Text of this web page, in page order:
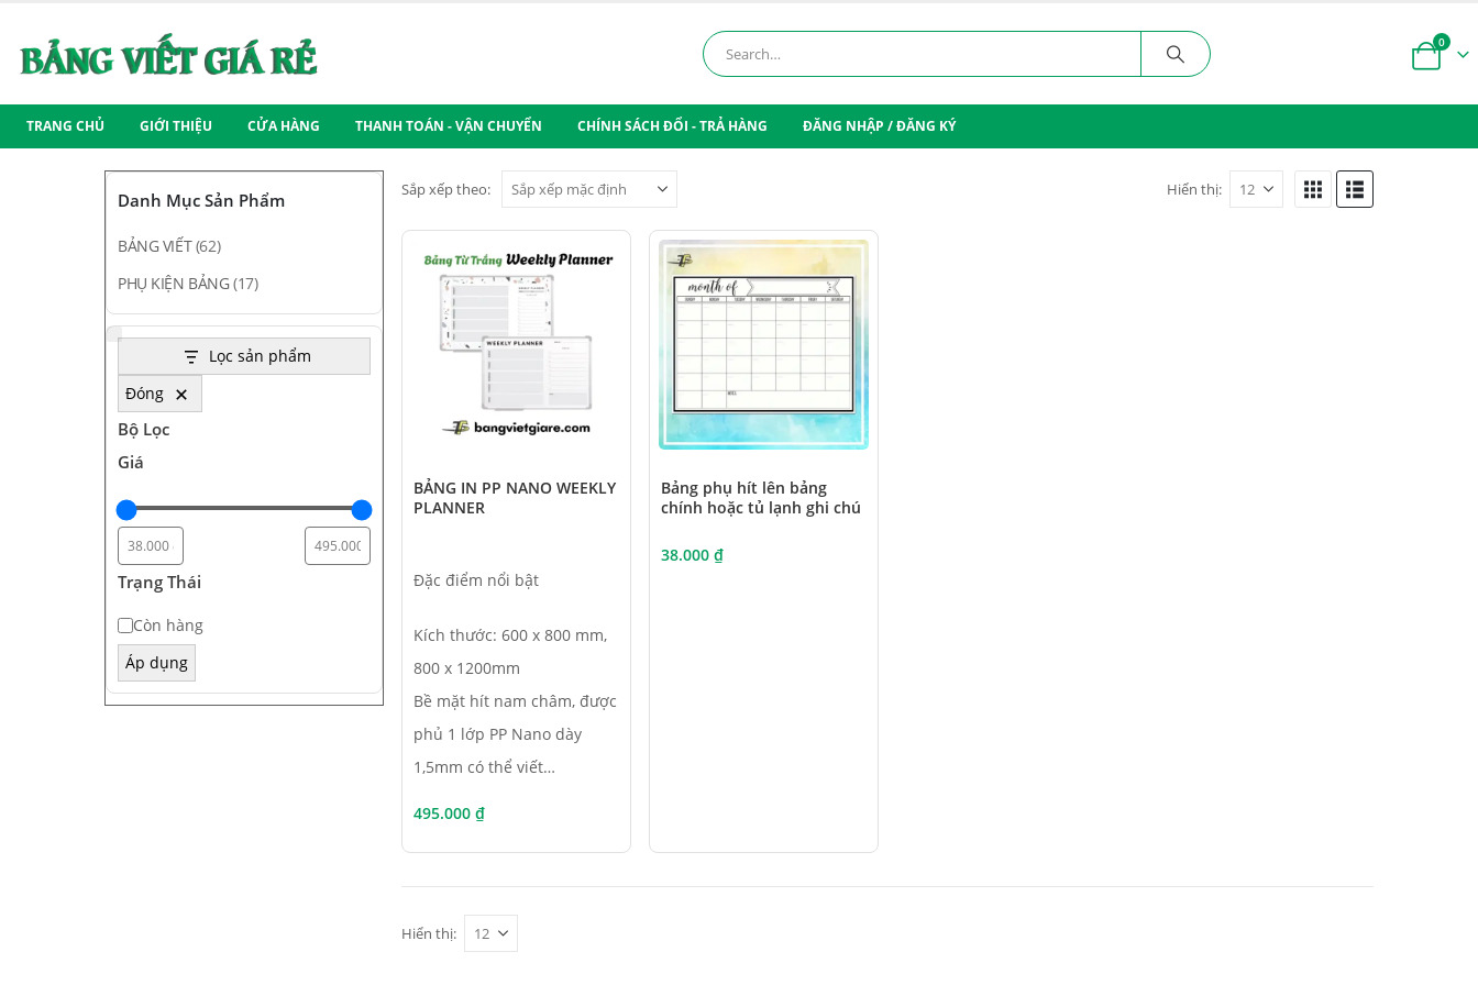
0
TRANG CHỦ GIỚI THIỆU CỬA HÀNG THANH TOÁN - VẬN CHUYỂN CHÍNH SÁCH ĐỔI - TRẢ HÀNG ĐĂNG NHẬP / ĐĂNG KÝ
Sắp xếp theo: Hiển thị:
BẢNG IN PP NANO WEEKLY
PLANNER
Đặc điểm nổi bật
Kích thước: 600 x 800 mm,
800 x 1200mm
Bề mặt hít nam châm, được
phủ 1 lớp PP Nano dày
1,5mm có thể viết…
495.000 ₫
Bảng phụ hít lên bảng
chính hoặc tủ lạnh ghi chú
38.000 ₫
Hiển thị:
Danh Mục Sản Phẩm
BẢNG VIẾT(62)
PHỤ KIỆN BẢNG(17)
Lọc sản phẩm
Đóng
Bộ Lọc
Giá
Trạng Thái
Trạng
thái
Còn hàng
Áp dụng